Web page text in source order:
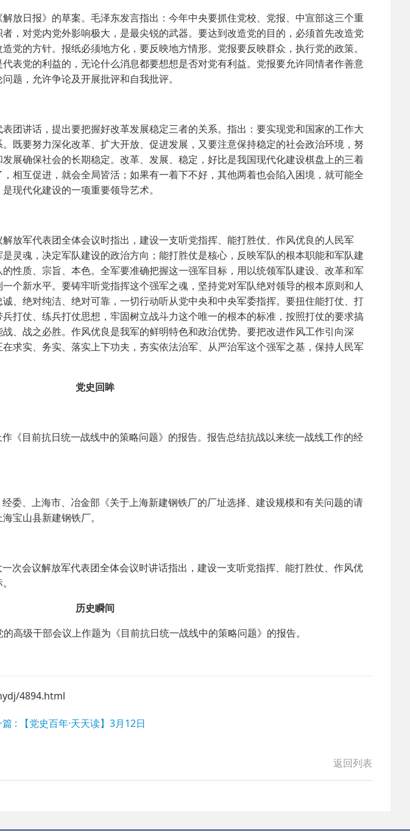
日报》的草案。毛泽东发言指出：今年中央要抓住党校、党报、中宣部这三个重
，对党内党外影响极大，是最尖锐的武器。要达到改造党的目的，必须首先改造党
党的方针。报纸必须地方化，要反映地方情形。党报要反映群众，执行党的政策。
表党的利益的，无论什么消息都要想想是否对党有利益。党报要允许同情者作善意
题，允许争论及开展批评和自我批评。
讲话，提出要把握好改革发展稳定三者的关系。指出：要实现党和国家的工作大
既要努力深化改革、扩大开放、促进发展，又要注意保持稳定的社会政治环境，努
展确保社会的长期稳定。改革、发展、稳定，好比是我国现代化建设棋盘上的三着
相互促进，就会全局皆活；如果有一着下不好，其他两着也会陷入困境，就可能全
现代化建设的一项重要领导艺术。
军代表团全体会议时指出，建设一支听党指挥、能打胜仗、作风优良的人民军
灵魂，决定军队建设的政治方向；能打胜仗是核心，反映军队的根本职能和军队建
性质、宗旨、本色。全军要准确把握这一强军目标，用以统领军队建设、改革和军
个新水平。要铸牢听党指挥这个强军之魂，坚持党对军队绝对领导的根本原则和人
、绝对纯洁、绝对可靠，一切行动听从党中央和中央军委指挥。要扭住能打仗、打
打仗、练兵打仗思想，牢固树立战斗力这个唯一的根本的标准，按照打仗的要求搞
、战之必胜。作风优良是我军的鲜明特色和政治优势。要把改进作风工作引向深
求实、务实、落实上下功夫，夯实依法治军、从严治军这个强军之基，保持人民军
党史回眸
目前抗日统一战线中的策略问题》的报告。报告总结抗战以来统一战线工作的经
、上海市、冶金部《关于上海新建钢铁厂的厂址选择、建设规模和有关问题的请
宝山县新建钢铁厂。
会议解放军代表团全体会议时讲话指出，建设一支听党指挥、能打胜仗、作风优
历史瞬间
高级干部会议上作题为《目前抗日统一战线中的策略问题》的报告。
4894.html
: 【党史百年·天天读】3月12日
返回列表